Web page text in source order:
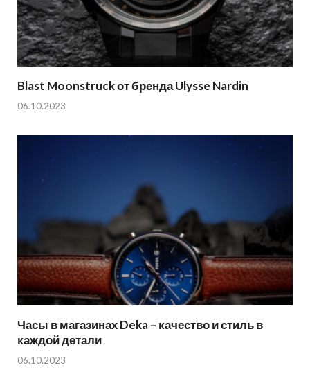
Blast Moonstruck от бренда Ulysse Nardin
06.10.2023
Часы в магазинах Deka – качество и стиль в
каждой детали
06.10.2023